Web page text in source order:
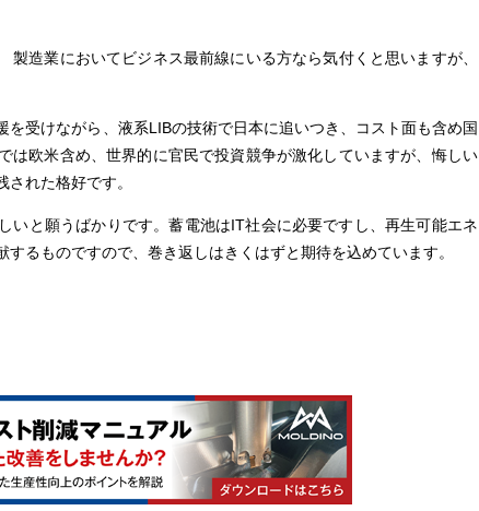
造業においてビジネス最前線にいる方なら気付くと思いますが、
受けながら、液系LIBの技術で日本に追いつき、コスト面も含め国
は欧米含め、世界的に官民で投資競争が激化していますが、悔しい
れた格好です。
と願うばかりです。蓄電池はIT社会に必要ですし、再生可能エネ
るものですので、巻き返しはきくはずと期待を込めています。